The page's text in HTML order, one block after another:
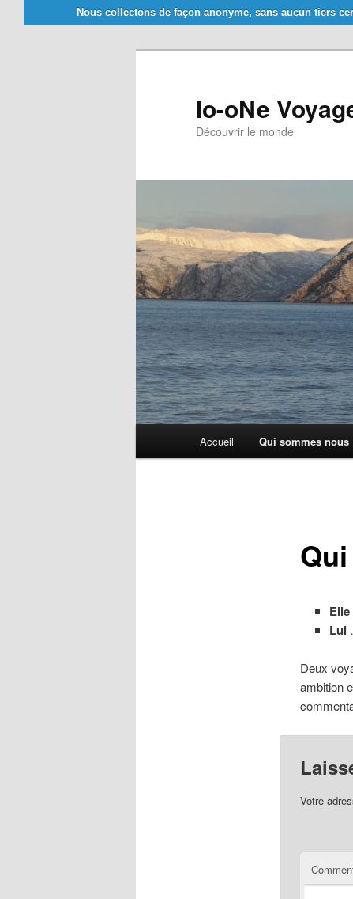
Nous collectons de façon anonyme, sans aucun tiers
Io-oNe
Découvrir le monde
Accueil Qui sommes nous
Elle
Lui
Deux
ambition
Votre